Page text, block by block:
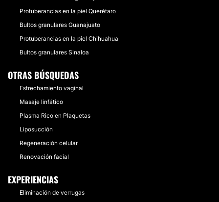
Protuberancias en la piel Querétaro
Bultos granulares Guanajuato
Protuberancias en la piel Chihuahua
Bultos granulares Sinaloa
OTRAS BÚSQUEDAS
Estrechamiento vaginal
Masaje linfático
Plasma Rico en Plaquetas
Liposucción
Regeneración celular
Renovación facial
EXPERIENCIAS
Eliminación de verrugas